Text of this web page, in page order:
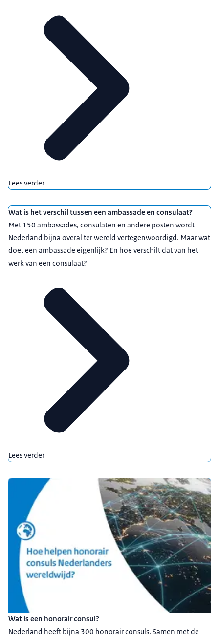
Lees verder
Wat is het verschil tussen een ambassade en consulaat?
Met 150 ambassades, consulaten en andere posten wordt
Nederland bijna overal ter wereld vertegenwoordigd. Maar wat
doet een ambassade eigenlijk? En hoe verschilt dat van het
werk van een consulaat?
Lees verder
Wat is een honorair consul?
Nederland heeft bijna 300 honorair consuls. Samen met de